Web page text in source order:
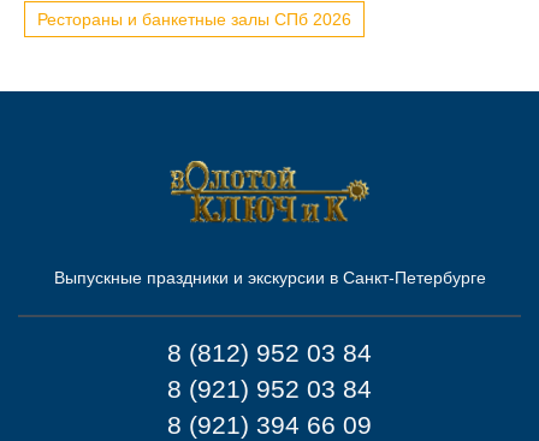
Рестораны и банкетные залы СПб 2026
Выпускные праздники и экскурсии в Санкт-Петербурге
8 (812) 952 03 84
8 (921) 952 03 84
8 (921) 394 66 09